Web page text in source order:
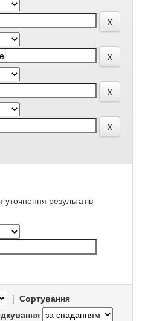
результатів
| Сортування